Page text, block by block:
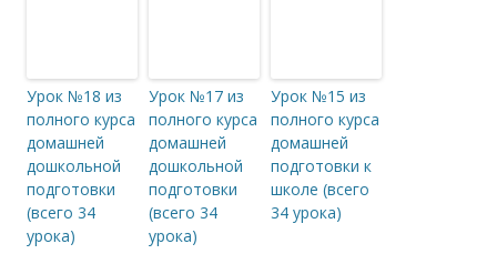
Урок №18 из
полного курса
домашней
дошкольной
подготовки
(всего 34
урока)
Урок №17 из
полного курса
домашней
дошкольной
подготовки
(всего 34
урока)
Урок №15 из
полного курса
домашней
подготовки к
школе (всего
34 урока)